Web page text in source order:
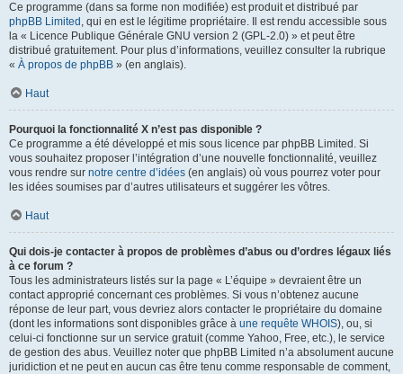
Ce programme (dans sa forme non modifiée) est produit et distribué par
phpBB Limited , qui en est le légitime propriétaire. Il est rendu accessible sous
la « Licence Publique Générale GNU version 2 (GPL-2.0) » et peut être
distribué gratuitement. Pour plus d’informations, veuillez consulter la rubrique
« À propos de phpBB » (en anglais).
Haut
Pourquoi la fonctionnalité X n’est pas disponible ?
Ce programme a été développé et mis sous licence par phpBB Limited. Si
vous souhaitez proposer l’intégration d’une nouvelle fonctionnalité, veuillez
vous rendre sur notre centre d’idées (en anglais) où vous pourrez voter pour
les idées soumises par d’autres utilisateurs et suggérer les vôtres.
Haut
Qui dois-je contacter à propos de problèmes d’abus ou d’ordres légaux liés
à ce forum ?
Tous les administrateurs listés sur la page « L’équipe » devraient être un
contact approprié concernant ces problèmes. Si vous n’obtenez aucune
réponse de leur part, vous devriez alors contacter le propriétaire du domaine
(dont les informations sont disponibles grâce à une requête WHOIS), ou, si
celui-ci fonctionne sur un service gratuit (comme Yahoo, Free, etc.), le service
de gestion des abus. Veuillez noter que phpBB Limited n’a absolument aucune
juridiction et ne peut en aucun cas être tenu comme responsable de comment,